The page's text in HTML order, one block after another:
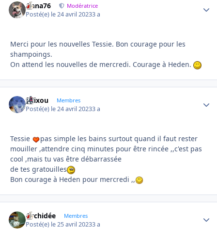
Anna76 Modératrice
Posté(e) le 24 avril 20233 a
Merci pour les nouvelles Tessie. Bon courage pour les
shampoings.
On attend les nouvelles de mercredi. Courage à Heden.
felixou Membres
Posté(e) le 24 avril 20233 a
Tessie
pas simple les bains surtout quand il faut rester
mouiller ,attendre cinq minutes pour être rincée ,,c'est pas
cool ,mais tu vas être débarrassée
de tes gratouilles
Bon courage à Heden pour mercredi ,,
Orchidée Membres
Posté(e) le 25 avril 20233 a